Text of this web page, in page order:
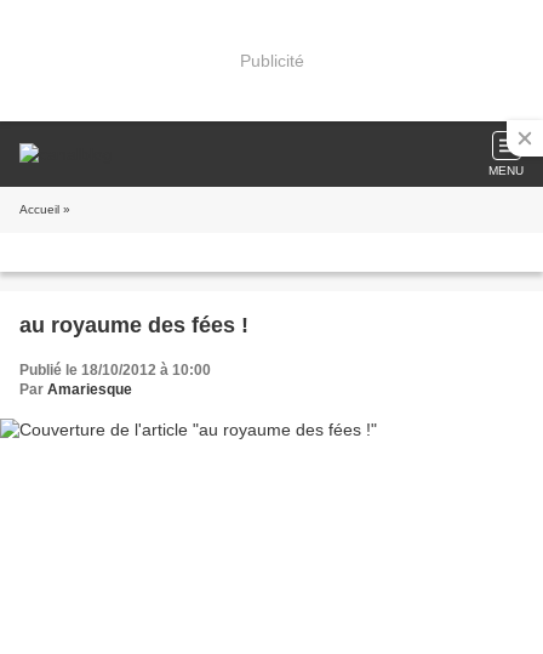
Publicité
MENU
Accueil »
au royaume des fées !
Publié le 18/10/2012 à 10:00
Par Amariesque